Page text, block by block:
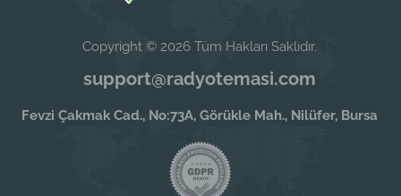
Copyright © 2026 Tüm Hakları Saklıdır.
support@radyotemasi.com
Fevzi Çakmak Cad., No:73A, Görükle Mah., Nilüfer, Bursa